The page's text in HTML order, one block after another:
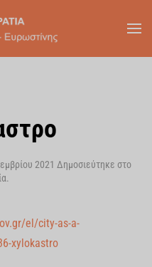
2021 Δημοσιεύτηκε στο
.
el/city-as-a-
xylokastro